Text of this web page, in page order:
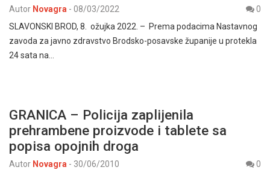
Autor Novagra - 08/03/2022
0
SLAVONSKI BROD, 8. ožujka 2022. – Prema podacima Nastavnog
zavoda za javno zdravstvo Brodsko-posavske županije u protekla
24 sata na…
GRANICA – Policija zaplijenila
prehrambene proizvode i tablete sa
popisa opojnih droga
Autor Novagra - 30/06/2010
0